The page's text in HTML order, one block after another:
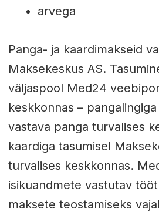
arvega
Panga- ja kaardimakseid
Maksekeskus AS.
väljaspool Med24
keskkonnas –
vastava panga turvalises
kaardiga tasumisel
turvalises keskkonnas.
isikuandmete vastutav
maksete teostamiseks